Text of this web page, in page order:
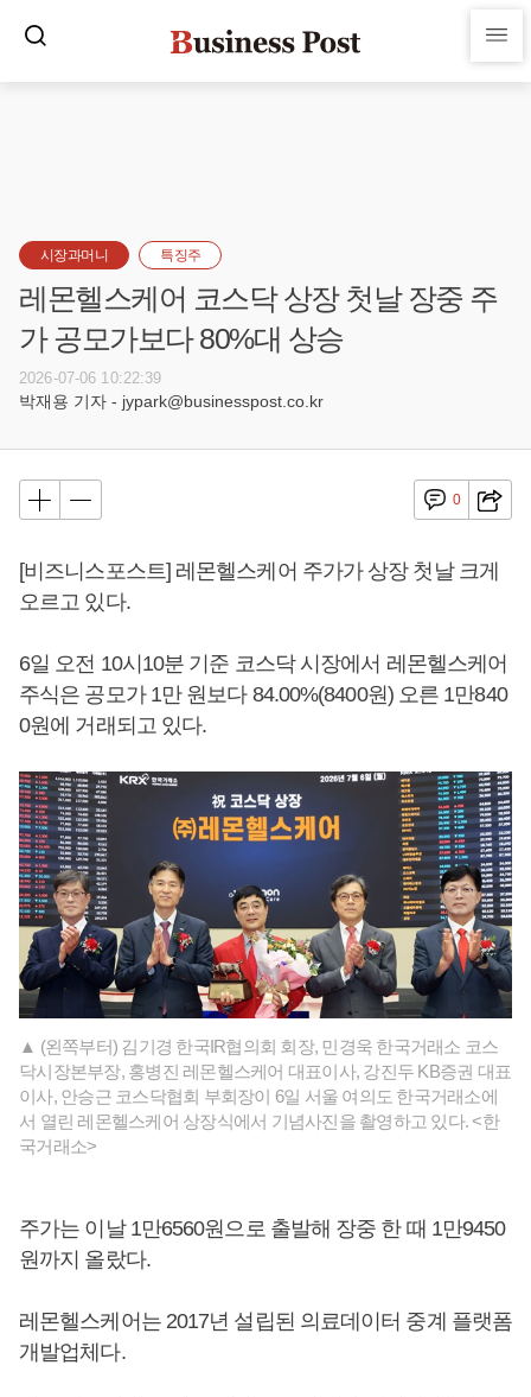
시장과머니 특징주
레몬헬스케어 코스닥 상장 첫날 장중 주
가 공모가보다 80%대 상승
2026-07-06 10:22:39
박재용 기자 - jypark@businesspost.co.kr
0
[비즈니스포스트] 레몬헬스케어 주가가 상장 첫날 크게
오르고 있다.
6일 오전 10시10분 기준 코스닥 시장에서 레몬헬스케어
주식은 공모가 1만 원보다 84.00%(8400원) 오른 1만840
0원에 거래되고 있다.
▲ (왼쪽부터) 김기경 한국IR협의회 회장, 민경욱 한국거래소 코스
닥시장본부장, 홍병진 레몬헬스케어 대표이사, 강진두 KB증권 대표
이사, 안승근 코스닥협회 부회장이 6일 서울 여의도 한국거래소에
서 열린 레몬헬스케어 상장식에서 기념사진을 촬영하고 있다. <한
국거래소>
주가는 이날 1만6560원으로 출발해 장중 한 때 1만9450
원까지 올랐다.
레몬헬스케어는 2017년 설립된 의료데이터 중계 플랫폼
개발업체다.